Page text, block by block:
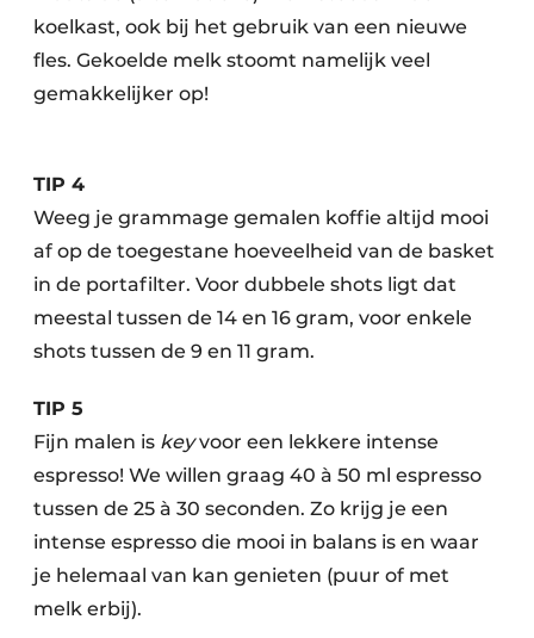
koelkast, ook bij het gebruik van een nieuwe
fles. Gekoelde melk stoomt namelijk veel
gemakkelijker op!
TIP 4
Weeg je grammage gemalen koffie altijd mooi
af op de toegestane hoeveelheid van de basket
in de portafilter. Voor dubbele shots ligt dat
meestal tussen de 14 en 16 gram, voor enkele
shots tussen de 9 en 11 gram.
TIP 5
Fijn malen is keyvoor een lekkere intense
espresso! We willen graag 40 à 50 ml espresso
tussen de 25 à 30 seconden. Zo krijg je een
intense espresso die mooi in balans is en waar
je helemaal van kan genieten (puur of met
melk erbij).